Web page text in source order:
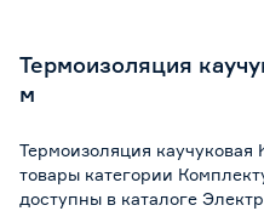
Термоизоляция
м
Термоизоляция каучуковая
товары категории
доступны в каталоге